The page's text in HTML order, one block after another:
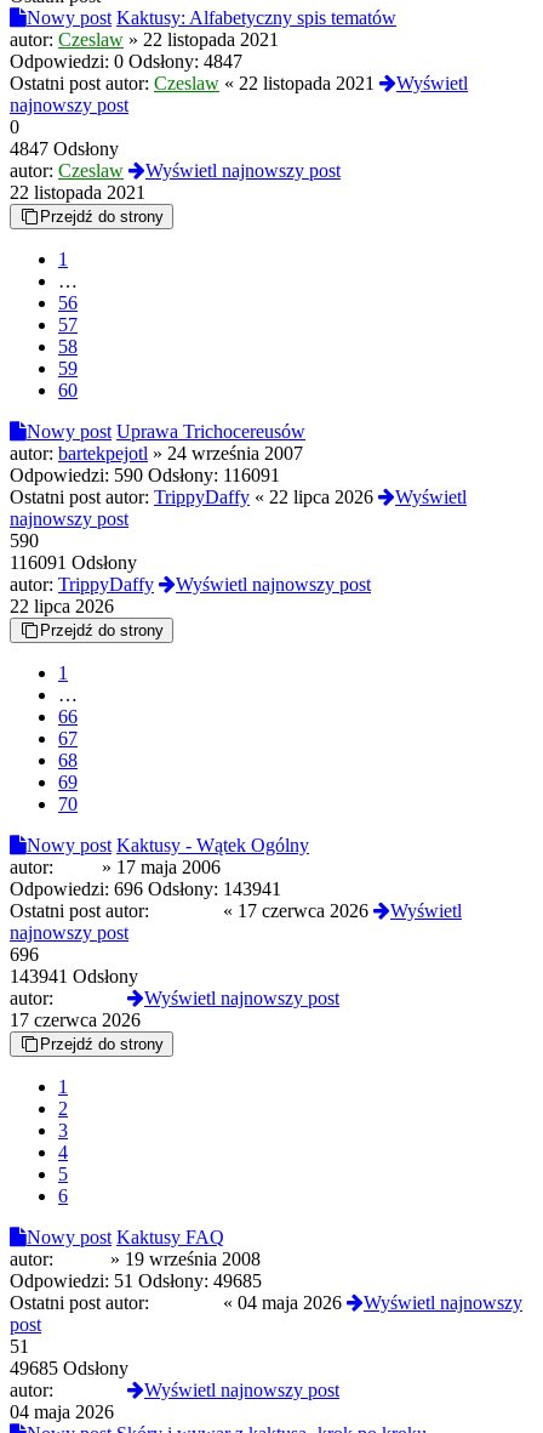
Nowy post Kaktusy: Alfabetyczny spis tematów
autor: Czeslaw » 22 listopada 2021
Odpowiedzi: 0 Odsłony: 4847
Ostatni post autor: Czeslaw « 22 listopada 2021
Wyświetl
najnowszy post
0
4847 Odsłony
autor: Czeslaw
Wyświetl najnowszy post
22 listopada 2021
Przejdź do strony
1
…
56
57
58
59
60
Nowy post Uprawa Trichocereusów
autor: bartekpejotl » 24 września 2007
Odpowiedzi: 590 Odsłony: 116091
Ostatni post autor: TrippyDaffy « 22 lipca 2026
Wyświetl
najnowszy post
590
116091 Odsłony
autor: TrippyDaffy
Wyświetl najnowszy post
22 lipca 2026
Przejdź do strony
1
…
66
67
68
69
70
Nowy post Kaktusy - Wątek Ogólny
autor:
» 17 maja 2006
Odpowiedzi: 696 Odsłony: 143941
Ostatni post autor:
« 17 czerwca 2026
Wyświetl
najnowszy post
696
143941 Odsłony
autor:
Wyświetl najnowszy post
17 czerwca 2026
Przejdź do strony
1
2
3
4
5
6
Nowy post Kaktusy FAQ
autor:
» 19 września 2008
Odpowiedzi: 51 Odsłony: 49685
Ostatni post autor:
« 04 maja 2026
Wyświetl najnowszy
post
51
49685 Odsłony
autor:
Wyświetl najnowszy post
04 maja 2026